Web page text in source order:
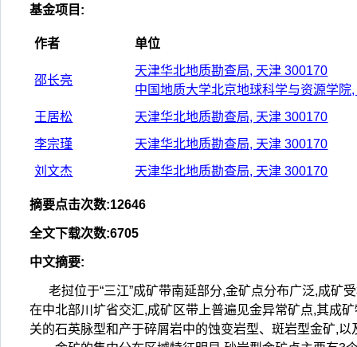
基金项目 :
作者 单位
邵长亮
天津华北地质勘查局, 天津 300170
中国地质大学北京地球科学与资源学院
王居松
天津华北地质勘查局, 天津 300170
李宗瑾
天津华北地质勘查局, 天津 300170
刘文杰
天津华北地质勘查局, 天津 300170
摘要点击次数:12646
全文下载次数:6705
中文摘要:
老挝位于“三江”成矿带南延部分,金矿点分布广泛,成矿
在中北部川圹省交汇,成矿区带上普遍见金异常矿点,其成
关的石英脉型和产于碎屑岩中的蚀变岩型、斑岩型金矿,